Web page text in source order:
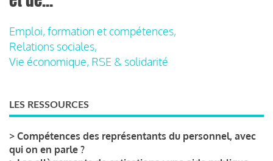
Emploi, formation et compétences,
Relations sociales,
Vie économique, RSE & solidarité
LES RESSOURCES
> Compétences des représentants du personnel, avec
qui on en parle ?